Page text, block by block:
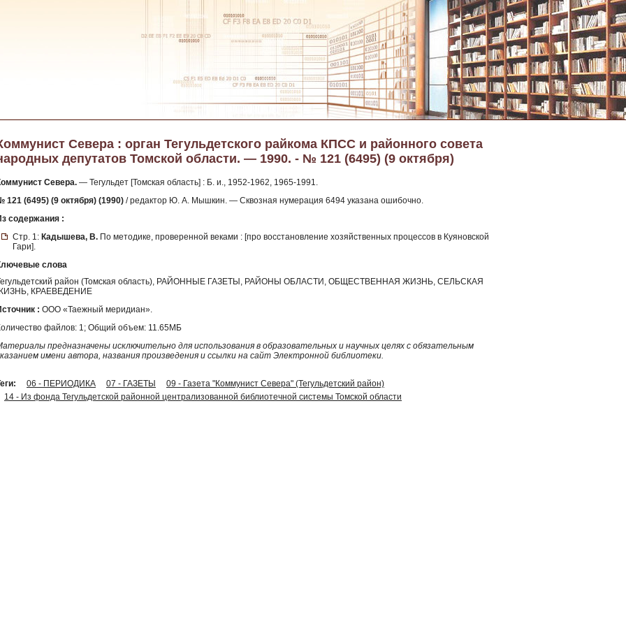
Севера : орган Тегульдетского райкома КПСС и районного совета
депутатов Томской области. — 1990. - № 121 (6495) (9 октября)
Севера. — Тегульдет [Томская область] : Б. и., 1952-1962, 1965-1991.
121 (6495) (9 октября) (1990) / редактор Ю. А. Мышкин. — Сквозная нумерация 6494 указана ошибочно.
содержания :
Стр. 1: Кадышева, В. По методике, проверенной веками : [про восстановление хозяйственных процессов в Куяновской
Гари].
слова
район (Томская область), РАЙОННЫЕ ГАЗЕТЫ, РАЙОНЫ ОБЛАСТИ, ОБЩЕСТВЕННАЯ ЖИЗНЬ, СЕЛЬСКАЯ
КРАЕВЕДЕНИЕ
: ООО «Таежный меридиан».
файлов: 1; Общий объем: 11.65МБ
предназначены исключительно для использования в образовательных и научных целях с обязательным
имени автора, названия произведения и ссылки на сайт Электронной библиотеки.
06 - ПЕРИОДИКА 07 - ГАЗЕТЫ
09 - Газета "Коммунист Севера" (Тегульдетский район)
14 - Из фонда Тегульдетской районной централизованной библиотечной системы Томской области